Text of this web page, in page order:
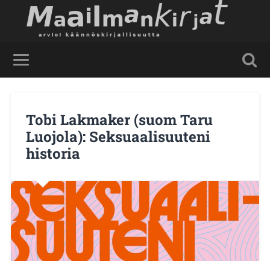
Tobi Lakmaker (suom Taru
Luojola): Seksuaalisuuteni
historia